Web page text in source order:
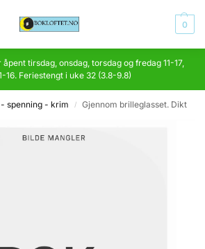
0
tirsdag, onsdag, torsdag og fredag 11-17,
16. Feriestengt i uke 32 (3.8-9.8)
spenning - krim / Gjennom brilleglasset. Dikt